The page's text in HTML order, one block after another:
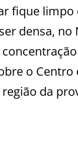
fique limpo
densa,
o Centro
da